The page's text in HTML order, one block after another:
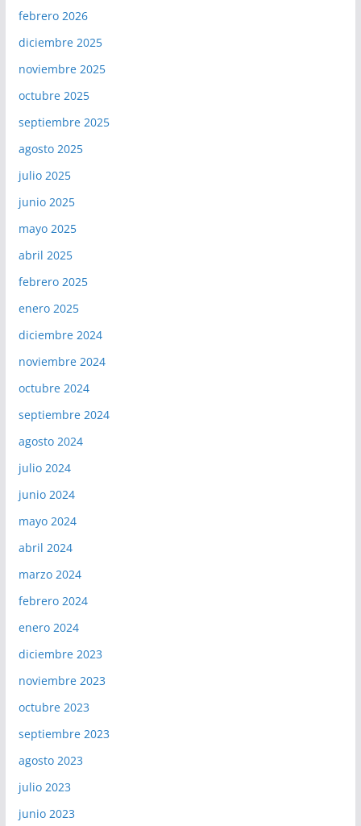
febrero 2026
diciembre 2025
noviembre 2025
octubre 2025
septiembre 2025
agosto 2025
julio 2025
junio 2025
mayo 2025
abril 2025
febrero 2025
enero 2025
diciembre 2024
noviembre 2024
octubre 2024
septiembre 2024
agosto 2024
julio 2024
junio 2024
mayo 2024
abril 2024
marzo 2024
febrero 2024
enero 2024
diciembre 2023
noviembre 2023
octubre 2023
septiembre 2023
agosto 2023
julio 2023
junio 2023